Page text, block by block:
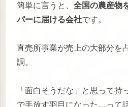
簡単に言うと、 全国の農産物
パーに届ける会社です。
直売所事業が売上の大部分を
調。
「面白そうだな」と思って持
で手放す羽目になった…って